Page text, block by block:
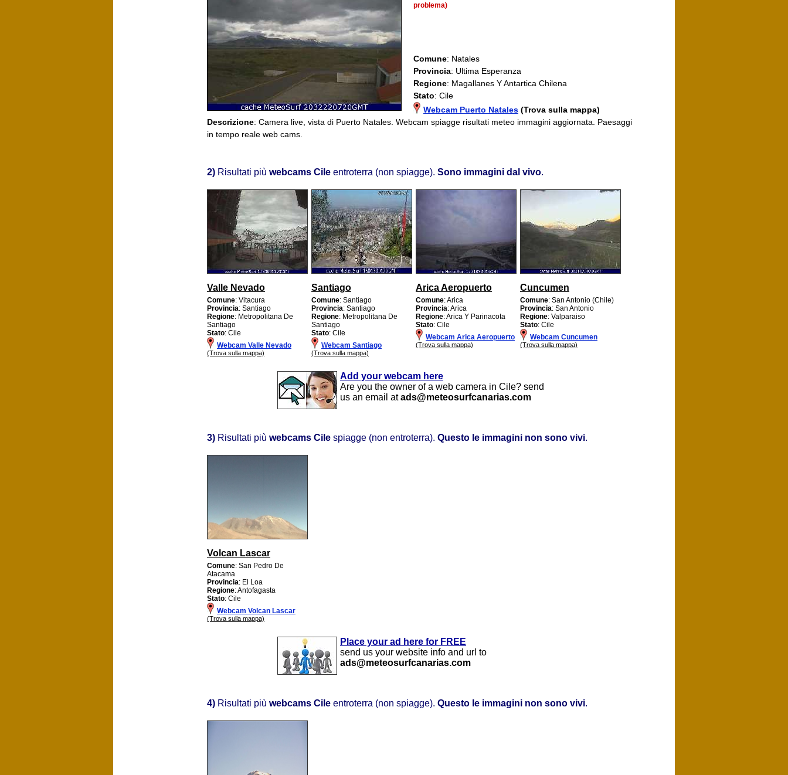
problema)
Comune: Natales
Provincia: Ultima Esperanza
Regione: Magallanes Y Antartica Chilena
Stato: Cile
Webcam Puerto Natales (Trova sulla mappa)
Descrizione: Camera live, vista di Puerto Natales. Webcam spiagge risultati meteo immagini aggiornata. Paesaggi
in tempo reale web cams.
2) Risultati più webcams Cile entroterra (non spiagge). Sono immagini dal vivo.
Valle Nevado
Comune: Vitacura
Provincia: Santiago
Regione: Metropolitana De
Santiago
Stato: Cile
Webcam Valle Nevado
(Trova sulla mappa)
Santiago
Comune: Santiago
Provincia: Santiago
Regione: Metropolitana De
Santiago
Stato: Cile
Webcam Santiago
(Trova sulla mappa)
Arica Aeropuerto
Comune: Arica
Provincia: Arica
Regione: Arica Y Parinacota
Stato: Cile
Webcam Arica Aeropuerto
(Trova sulla mappa)
Cuncumen
Comune: San Antonio (Chile)
Provincia: San Antonio
Regione: Valparaiso
Stato: Cile
Webcam Cuncumen
(Trova sulla mappa)
Add your webcam here
Are you the owner of a web camera in Cile? send
us an email atads@meteosurfcanarias.com
3) Risultati più webcams Cile spiagge (non entroterra). Questo le immagini non sono vivi.
Volcan Lascar
Comune: San Pedro De
Atacama
Provincia: El Loa
Regione: Antofagasta
Stato: Cile
Webcam Volcan Lascar
(Trova sulla mappa)
Place your ad here for FREE
send us your website info and url to
ads@meteosurfcanarias.com
4) Risultati più webcams Cile entroterra (non spiagge). Questo le immagini non sono vivi.